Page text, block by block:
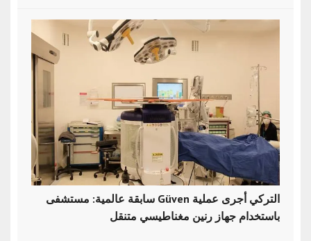
سابقة عالمية: مستشفى Güven التركي أجرى عملية
باستخدام جهاز رنين مغناطيسي متنقل